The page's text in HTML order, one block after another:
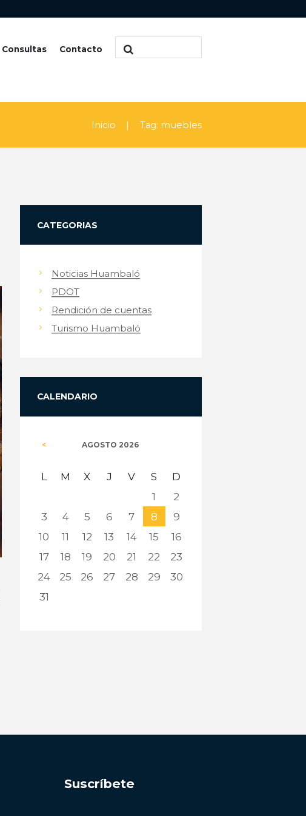
Consultas Contacto
Inicio Tag: muebles
CATEGORIAS
Noticias Huambaló
PDOT
Rendición de cuentas
Turismo Huambaló
CALENDARIO
AGOSTO 2026
L M X J V S
D
1
2
3
4 5 6 7 8
9
10
11 12 13 14 15
16
17
18 19 20 21 22
23
24
25 26 27 28 29
30
31
Suscríbete